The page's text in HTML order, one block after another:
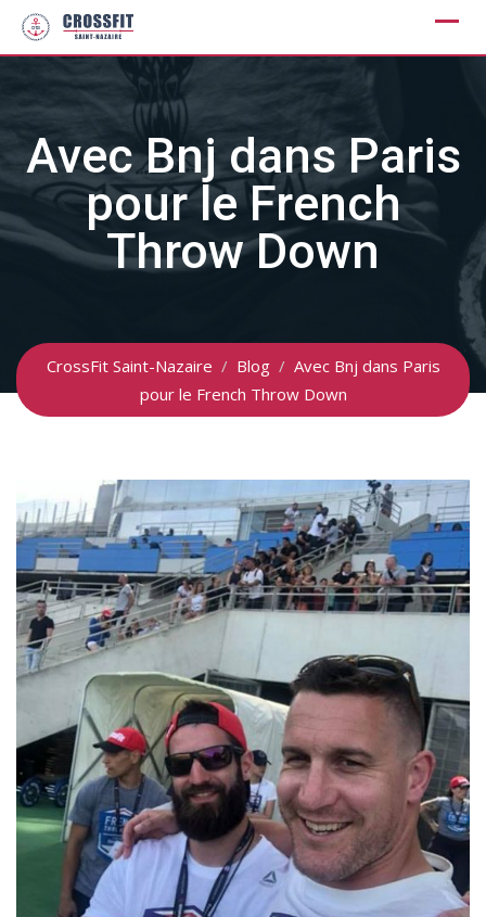
Skip
Avec Bnj dans Paris
pour le French
Throw Down
CrossFit Saint-Nazaire / Blog / Avec Bnj dans Paris
pour le French Throw Down